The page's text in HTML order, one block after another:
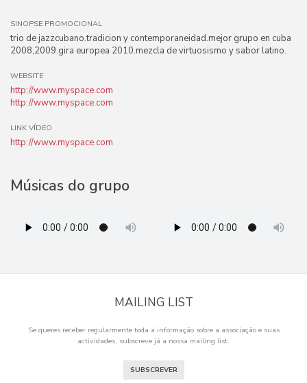
SINOPSE PROMOCIONAL
trio de jazzcubano.tradicion y contemporaneidad.mejor grupo en cuba
2008,2009.gira europea 2010.mezcla de virtuosismo y sabor latino.
WEBSITE
http://www.myspace.com
http://www.myspace.com
LINK VÍDEO
http://www.myspace.com
Músicas do grupo
MAILING LIST
Se queres receber regularmente toda a informação sobre a associação e suas
actividades, subscreve já a nossa mailing list.
SUBSCREVER